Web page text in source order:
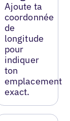
Ajoute ta
coordonnée
de
longitude
pour
indiquer
ton
emplacement
exact.